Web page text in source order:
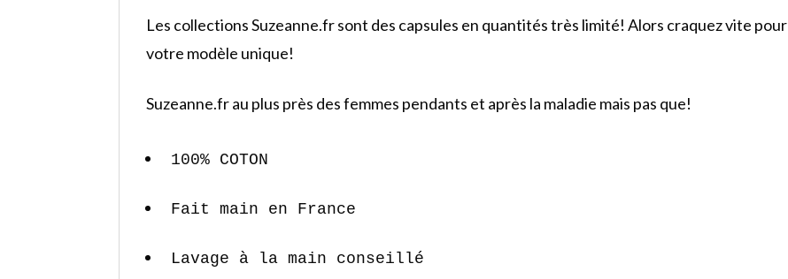
Les collections Suzeanne.fr sont des capsules en quantités très limité! Alors craquez vite pour
votre modèle unique!
Suzeanne.fr au plus près des femmes pendants et après la maladie mais pas que!
100% COTON
Fait main en France
Lavage à la main conseillé